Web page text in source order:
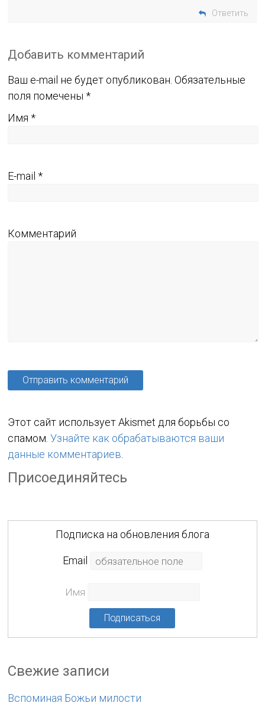
Ответить
Добавить комментарий
Ваш e-mail не будет опубликован. Обязательные
поля помечены*
Имя*
E-mail*
Комментарий
Этот сайт использует Akismet для борьбы со
спамом.Узнайте как обрабатываются ваши
данные комментариев.
Присоединяйтесь
Подписка на обновления блога
Еmail
Имя
Свежие записи
Вспоминая Божьи милости